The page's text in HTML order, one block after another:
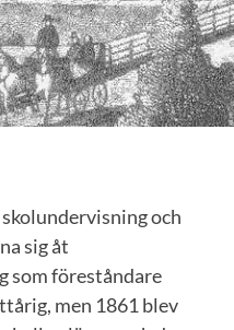
och
sig åt
som föreståndare
men 1861 blev